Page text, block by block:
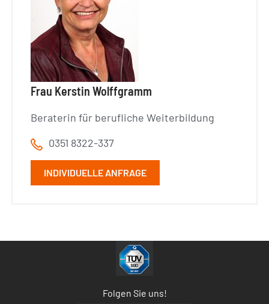
Frau Kerstin Wolffgramm
Beraterin für berufliche Weiterbildung
0351 8322-337
INDIVIDUELLE ANFRAGE
Folgen Sie uns!